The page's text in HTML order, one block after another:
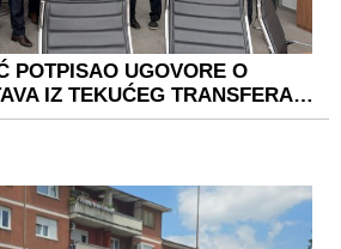
POTPISAO UGOVORE O
IZ TEKUĆEG TRANSFERA…